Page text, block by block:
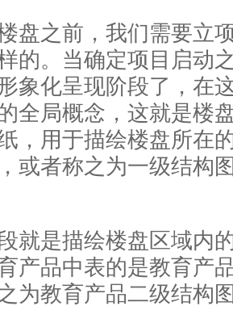
之前，我们需要立
的。当确定项目启动
象化呈现阶段了，在
全局概念，这就是楼
，用于描绘楼盘所在
或者称之为一级结构
是描绘楼盘区域内
产品中表的是教育产
为教育产品二级结构